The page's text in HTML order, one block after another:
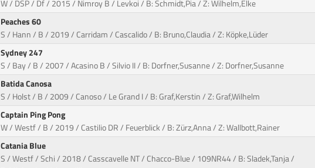
W / DSP / Df / 2015 / Nimroy B / Levkoi / B: Schmidt,Pia / Z: Wilhelm,Elke
Peaches 60
S / Hann / B / 2019 / Carridam / Cascalido / B: Bruno,Claudia / Z: Köpke,Lüder
Sydney 247
S / Bay / B / 2007 / Acasino B / Silvio II / B: Dorfner,Susanne / Z: Dorfner,Susanne
Batida Canosa
S / Holst / B / 2009 / Canoso / Le Grand I / B: Graf,Kerstin / Z: Graf,Wilhelm
Captain Ping Pong
W / Westf / B / 2019 / Castilio DR / Feuerblick / B: Zürz,Anna / Z: Wallbott,Rainer
Catania Blue
S / Westf / Schi / 2018 / Casscavelle NT / Chacco-Blue / 109NR44 / B: Sladek,Tanja /